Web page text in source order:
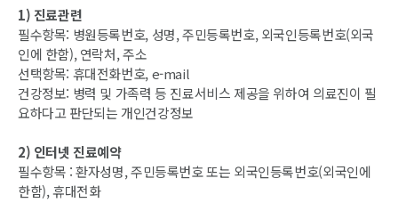
1) 진료관련
필수항목: 병원등록번호, 성명, 주민등록번호, 외국인등록번호(외국
인에 한함), 연락처, 주소
선택항목: 휴대전화번호, e-mail
건강정보: 병력 및 가족력 등 진료서비스 제공을 위하여 의료진이 필
요하다고 판단되는 개인건강정보
2) 인터넷 진료예약
필수항목 : 환자성명, 주민등록번호 또는 외국인등록번호(외국인에
한함), 휴대전화